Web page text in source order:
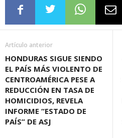
Artículo anterior
HONDURAS SIGUE SIENDO
EL PAÍS MÁS VIOLENTO DE
CENTROAMÉRICA PESE A
REDUCCIÓN EN TASA DE
HOMICIDIOS, REVELA
INFORME “ESTADO DE
PAÍS” DE ASJ